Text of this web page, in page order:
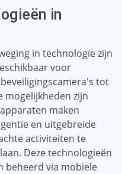
in
in technologie zijn
voor
tot
mogelijkheden zijn
maken
en uitgebreide
activiteiten te
Deze technologieën
beheerd via mobiele